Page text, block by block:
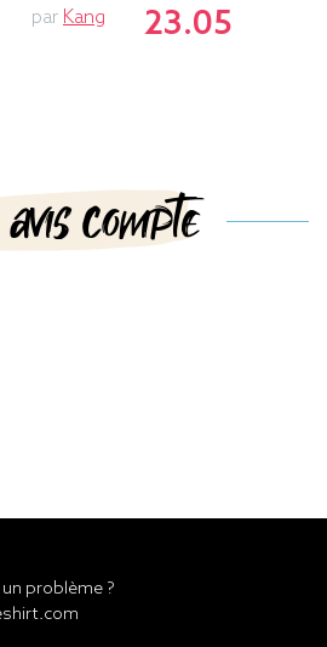
par Kang 23.05
compte
problème ?